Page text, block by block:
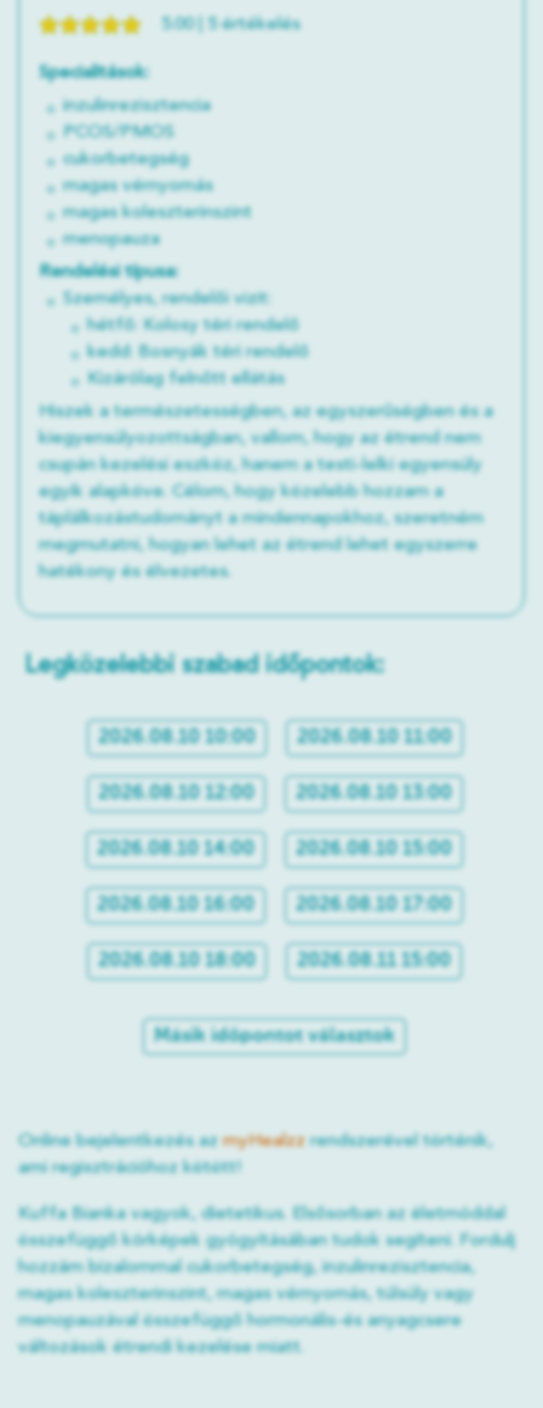
5.00 | 5 értékelés
Specialitások:
inzulinrezisztencia
PCOS/PMOS
cukorbetegség
magas vérnyomás
magas koleszterinszint
menopauza
Rendelési típusa:
Személyes, rendelői vizit:
hétfő: Kolosy téri rendelő
kedd: Bosnyák téri rendelő
Kizárólag felnőtt ellátás
Hiszek a természetességben, az egyszerűségben és a
kiegyensúlyozottságban, vallom, hogy az étrend nem
csupán kezelési eszköz, hanem a testi-lelki egyensúly
egyik alapköve. Célom, hogy közelebb hozzam a
táplálkozástudományt a mindennapokhoz, szeretném
megmutatni, hogyan lehet az étrend lehet egyszerre
hatékony és élvezetes.
Legközelebbi szabad időpontok:
2026.08.10 10:00 2026.08.10 11:00
2026.08.10 12:00 2026.08.10 13:00
2026.08.10 14:00 2026.08.10 15:00
2026.08.10 16:00 2026.08.10 17:00
2026.08.10 18:00 2026.08.11 15:00
Másik időpontot választok
Online bejelentkezés azmyHealzz rendszerével történik,
ami regisztrációhoz kötött!
Kuffa Bianka vagyok, dietetikus. Elsősorban az életmóddal
összefüggő kórképek gyógyításában tudok segíteni. Fordulj
hozzám bizalommal cukorbetegség, inzulinrezisztencia,
magas koleszterinszint, magas vérnyomás, túlsúly vagy
menopauzával összefüggő hormonális-és anyagcsere
változások étrendi kezelése miatt.